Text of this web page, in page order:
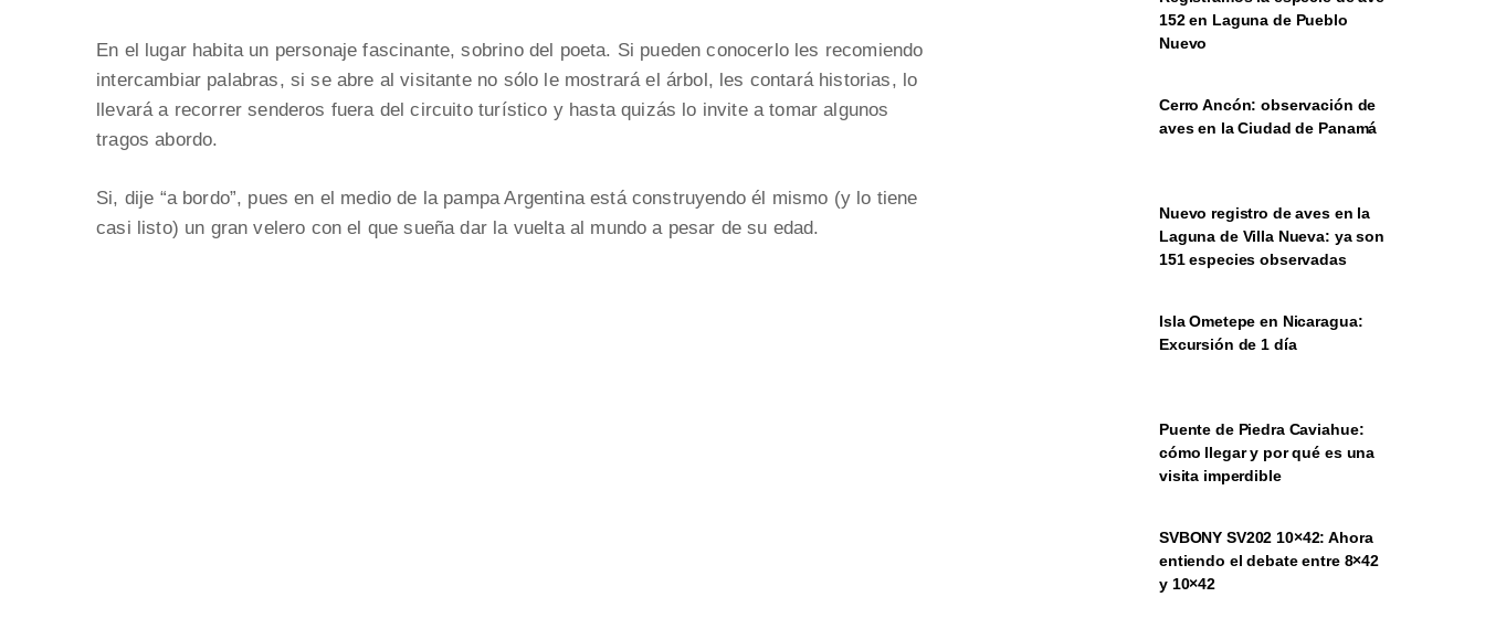
En el lugar habita un personaje fascinante, sobrino del poeta. Si pueden conocerlo les recomiendo
intercambiar palabras, si se abre al visitante no sólo le mostrará el árbol, les contará historias, lo
llevará a recorrer senderos fuera del circuito turístico y hasta quizás lo invite a tomar algunos
tragos abordo.
Si, dije “a bordo”, pues en el medio de la pampa Argentina está construyendo él mismo (y lo tiene
casi listo) un gran velero con el que sueña dar la vuelta al mundo a pesar de su edad.
152 en Laguna de Pueblo
Nuevo
Cerro Ancón: observación de
aves en la Ciudad de Panamá
Nuevo registro de aves en la
Laguna de Villa Nueva: ya son
151 especies observadas
Isla Ometepe en Nicaragua:
Excursión de 1 día
Puente de Piedra Caviahue:
cómo llegar y por qué es una
visita imperdible
SVBONY SV202 10×42: Ahora
entiendo el debate entre 8×42
y 10×42